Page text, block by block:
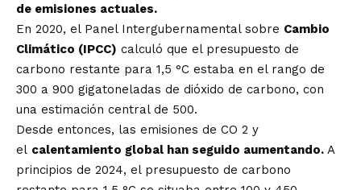
de emisiones actuales.
En 2020, el Panel Intergubernamental sobre Cambio
Climático (IPCC) calculó que el presupuesto de
carbono restante para 1,5 °C estaba en el rango de
300 a 900 gigatoneladas de dióxido de carbono, con
una estimación central de 500.
Desde entonces, las emisiones de CO 2 y
el calentamiento global han seguido aumentando. A
principios de 2024, el presupuesto de carbono